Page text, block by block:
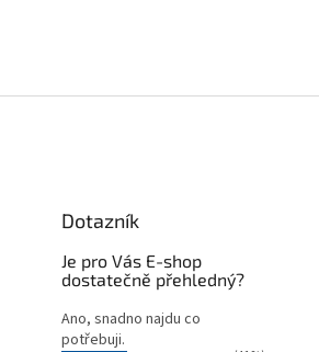
Dotazník
Je pro Vás E-shop
dostatečně přehledný?
Ano, snadno najdu co
potřebuji.